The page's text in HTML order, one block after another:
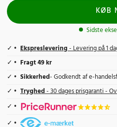
KØB
Sidste
Ekspreslevering- Levering på 1
Fragt 49 kr
Sikkerhed- Godkendt af e-
Tryghed- 30 dages prisgaranti -